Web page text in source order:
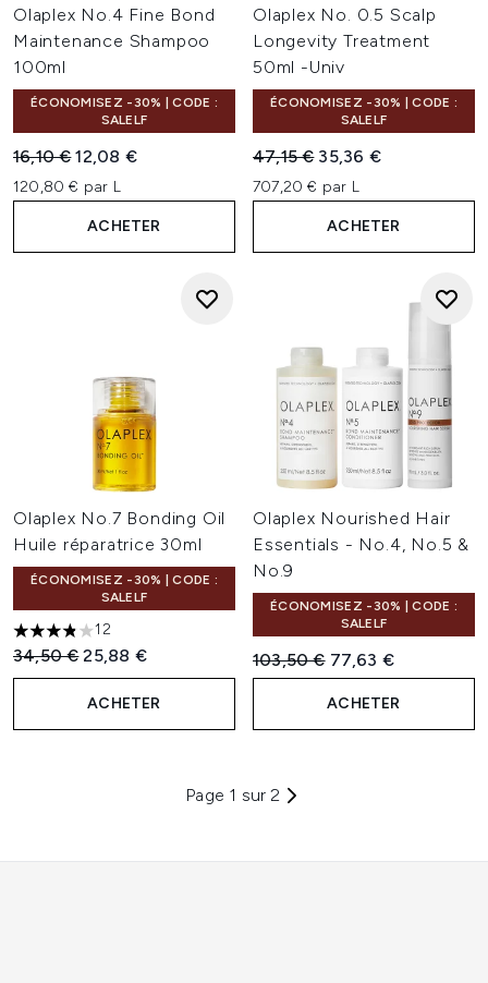
Olaplex No.4 Fine Bond
Maintenance Shampoo
100ml
ÉCONOMISEZ -30% | CODE :
SALELF
Prix de vente :
16,10 €Prix ​​actuel :
12,08 €
120,80 € par L
ACHETER
Olaplex No. 0.5 Scalp
Longevity Treatment
50ml -Univ
ÉCONOMISEZ -30% | CODE :
SALELF
Prix de vente :
47,15 € Prix ​​actuel :
35,36 €
707,20 € par L
ACHETER
Olaplex No.7 Bonding Oil
Huile réparatrice 30ml
ÉCONOMISEZ -30% | CODE :
SALELF
3.83 étoiles sur un maximum de 5
12
Prix de vente :
34,50 €Prix ​​actuel :
25,88 €
ACHETER
Olaplex Nourished Hair
Essentials - No.4, No.5 &
No.9
ÉCONOMISEZ -30% | CODE :
SALELF
Prix de vente :
103,50 € Prix ​​actuel :
77,63 €
ACHETER
Page 1 sur 2